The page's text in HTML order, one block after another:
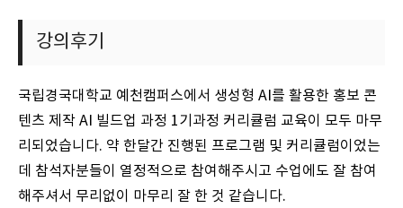
강의후기
국립경국대학교 예천캠퍼스에서 생성형 AI를 활용한 홍보 콘
텐츠 제작 AI 빌드업 과정 1기과정 커리큘럼 교육이 모두 마무
리되었습니다. 약 한달간 진행된 프로그램 및 커리큘럼이었는
데 참석자분들이 열정적으로 참여해주시고 수업에도 잘 참여
해주셔서 무리없이 마무리 잘 한 것 같습니다.